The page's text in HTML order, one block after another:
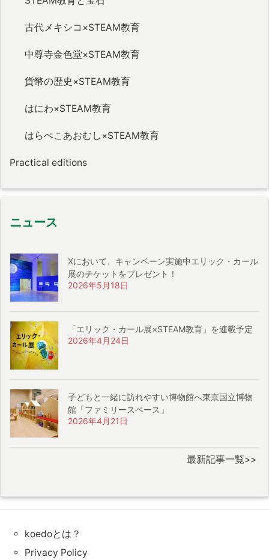
古代メキシコ×STEAM教育
中尊寺金色堂×STEAM教育
貨幣の歴史×STEAM教育
はにわ×STEAM教育
はらぺこあおむし×STEAM教育
Practical editions
ニュース
Xにおいて、キャンペーン実施中エリック・カール
展のチケットをプレゼント！
2026年5月18日
「エリック・カール展×STEAM教育」を連載予定
2026年4月24日
子どもと一緒に訪れやすい博物館へ東京国立博物
館「ファミリースペース」
2026年4月21日
最新記事一覧>>
koedoとは？
Privacy Policy